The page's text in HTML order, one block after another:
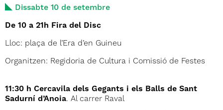
Dissabte 10 de setembre
De 10 a 21h Fira del Disc
Lloc: plaça de l’Era d’en Guineu
Organitzen: Regidoria de Cultura i Comissió de Festes
11:30 h Cercavila dels Gegants i els Balls de Sant
Sadurní d’Anoia. Al carrer Raval